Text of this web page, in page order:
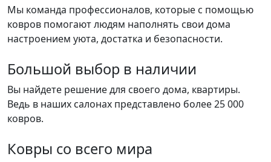
Мы команда профессионалов, которые с помощью
ковров помогают людям наполнять свои дома
настроением уюта, достатка и безопасности.
Большой выбор в наличии
Вы найдете решение для своего дома, квартиры.
Ведь в наших салонах представлено более 25 000
ковров.
Ковры со всего мира